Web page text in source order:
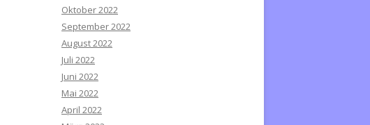
Oktober 2022
September 2022
August 2022
Juli 2022
Juni 2022
Mai 2022
April 2022